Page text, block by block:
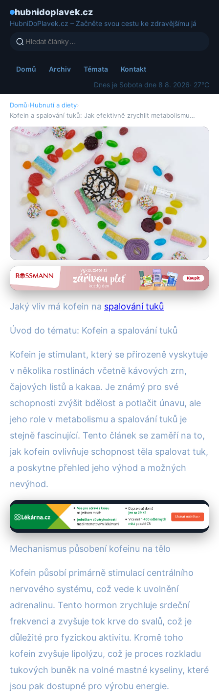
hubnidoplavek.cz
HubniDoPlavek.cz – Začněte svou cestu ke zdravějšímu já
Domů Archiv Témata
Kontakt
Dnes je Sobota dne 8 8. 2026· 27°C
Domů›Hubnutí a diety›
Kofein a spalování tuků: Jak efektivně zrychlit metabolismu…
Hubnutí a diety
Kofein a spalování tuků: Jak
metabolismus?
11. 7. 2025· 4 min čtení · Autor: Alena Králová
Jaký vliv má kofein na spalování tuků
Úvod do tématu: Kofein a spalování tuků
Kofein je stimulant, který se přirozeně vyskytuje
v několika rostlinách včetně kávových zrn,
čajových listů a kakaa. Je známý pro své
schopnosti zvýšit bdělost a potlačit únavu, ale
jeho role v metabolismu a spalování tuků je
stejně fascinující. Tento článek se zaměří na to,
jak kofein ovlivňuje schopnost těla spalovat tuk,
a poskytne přehled jeho výhod a možných
nevýhod.
Mechanismus působení kofeinu na tělo
Kofein působí primárně stimulací centrálního
nervového systému, což vede k uvolnění
adrenalinu. Tento hormon zrychluje srdeční
frekvenci a zvyšuje tok krve do svalů, což je
důležité pro fyzickou aktivitu. Kromě toho
kofein zvyšuje lipolýzu, což je proces rozkladu
tukových buněk na volné mastné kyseliny, které
jsou pak dostupné pro výrobu energie.